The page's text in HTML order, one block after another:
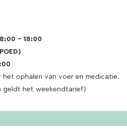
– 18:00
ophalen van voer en medicatie.
geldt het weekendtarief)